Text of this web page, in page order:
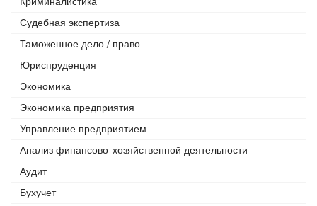
Судебная экспертиза
Таможенное дело / право
Юриспруденция
Экономика
Экономика предприятия
Управление предприятием
Анализ финансово-хозяйственной деятельности
Аудит
Бухучет